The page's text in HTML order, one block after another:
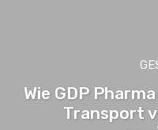
Wie GDP
Transport